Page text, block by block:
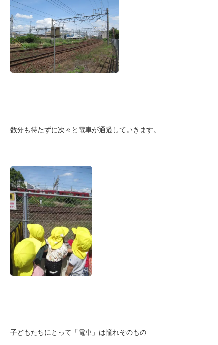
数分も待たずに次々と電車が通過していきます。
子どもたちにとって「電車」は憧れそのもの